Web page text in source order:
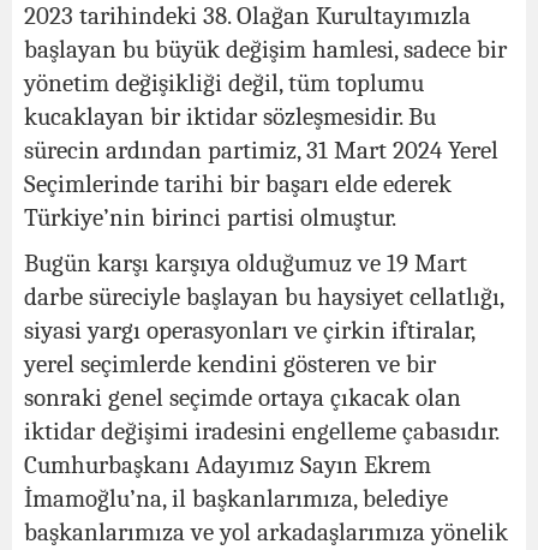
2023 tarihindeki 38. Olağan Kurultayımızla
başlayan bu büyük değişim hamlesi, sadece bir
yönetim değişikliği değil, tüm toplumu
kucaklayan bir iktidar sözleşmesidir. Bu
sürecin ardından partimiz, 31 Mart 2024 Yerel
Seçimlerinde tarihi bir başarı elde ederek
Türkiye’nin birinci partisi olmuştur.
Bugün karşı karşıya olduğumuz ve 19 Mart
darbe süreciyle başlayan bu haysiyet cellatlığı,
siyasi yargı operasyonları ve çirkin iftiralar,
yerel seçimlerde kendini gösteren ve bir
sonraki genel seçimde ortaya çıkacak olan
iktidar değişimi iradesini engelleme çabasıdır.
Cumhurbaşkanı Adayımız Sayın Ekrem
İmamoğlu’na, il başkanlarımıza, belediye
başkanlarımıza ve yol arkadaşlarımıza yönelik